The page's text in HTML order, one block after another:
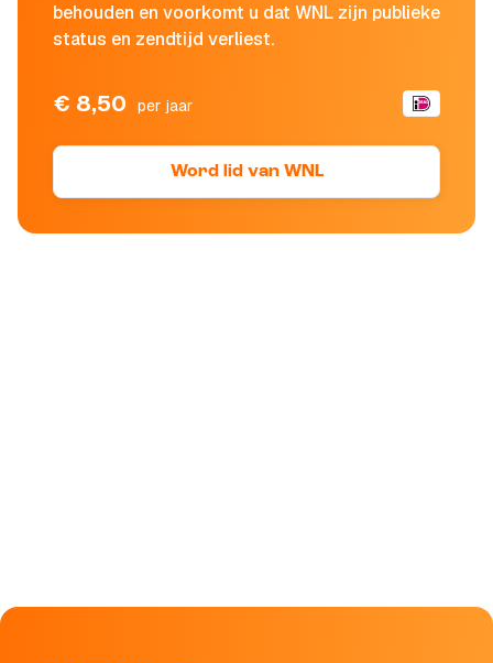
behouden en voorkomt u dat WNL zijn publieke
status en zendtijd verliest.
€ 8,50 per jaar
Word lid van WNL